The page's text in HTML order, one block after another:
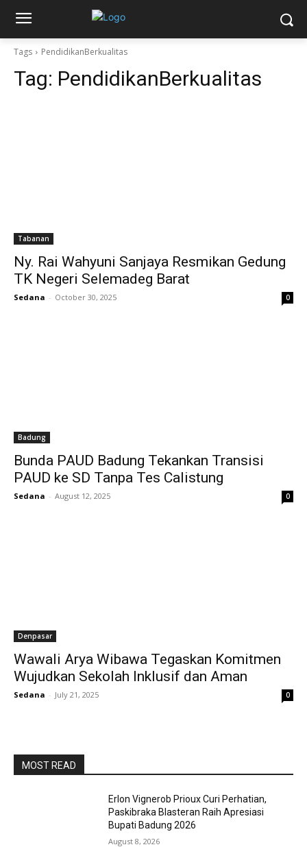
Tags PendidikanBerkualitas
Tag: PendidikanBerkualitas
Tabanan
Ny. Rai Wahyuni Sanjaya Resmikan Gedung
TK Negeri Selemadeg Barat
Sedana - October 30, 2025 0
Badung
Bunda PAUD Badung Tekankan Transisi
PAUD ke SD Tanpa Tes Calistung
Sedana - August 12, 2025 0
Denpasar
Wawali Arya Wibawa Tegaskan Komitmen
Wujudkan Sekolah Inklusif dan Aman
Sedana - July 21, 2025 0
MOST READ
Erlon Vignerob Prioux Curi Perhatian,
Paskibraka Blasteran Raih Apresiasi
Bupati Badung 2026
August 8, 2026